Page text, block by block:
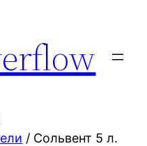
/ Сольвент 5 л.